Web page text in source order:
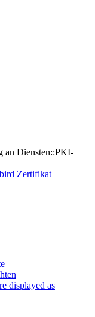
an Diensten::PKI-
Zertifikat
displayed as